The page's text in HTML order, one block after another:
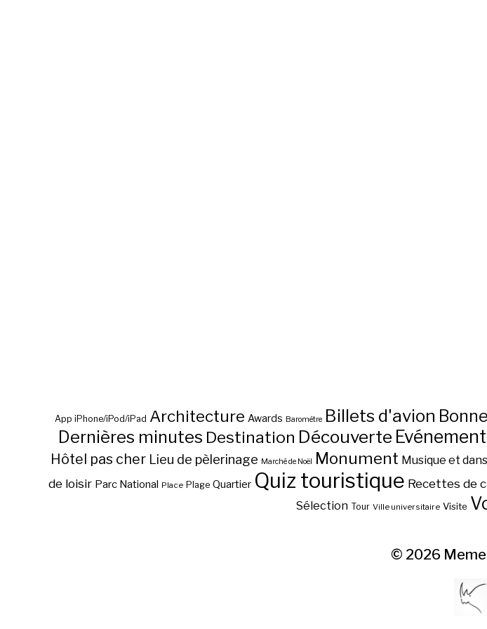
App iPhone/iPod/iPad Architecture Awards Baromètre Billets d'avion
Dernières minutes Destination Découverte Evénement
Hôtel pas cher Lieu de pèlerinage Marché de Noël Monument Musique et
de loisir Parc National Place Plage Quartier Quiz touristique Recettes de
Sélection Tour Ville universitaire Visite
© 2026